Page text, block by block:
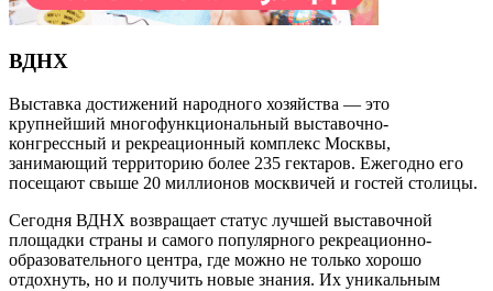
ВДНХ
Выставка достижений народного хозяйства — это
крупнейший многофункциональный выставочно-
конгрессный и рекреационный комплекс Москвы,
занимающий территорию более 235 гектаров. Ежегодно его
посещают свыше 20 миллионов москвичей и гостей столицы.
Сегодня ВДНХ возвращает статус лучшей выставочной
площадки страны и самого популярного рекреационно-
образовательного центра, где можно не только хорошо
отдохнуть, но и получить новые знания. Их уникальным